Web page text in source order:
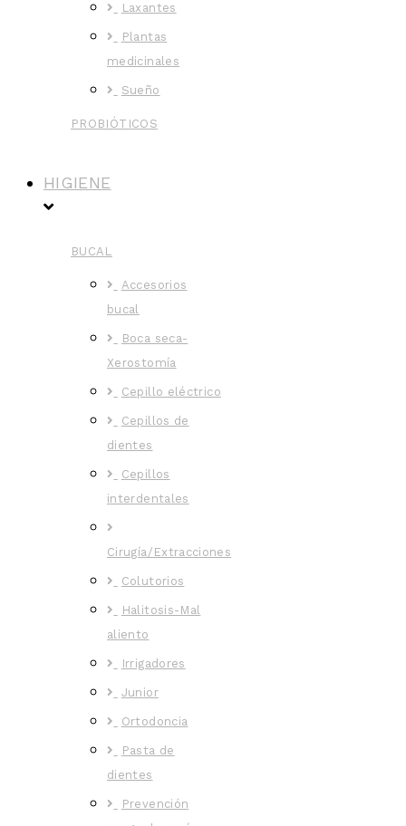
Laxantes
Plantas
medicinales
Sueño
PROBIÓTICOS
HIGIENE
BUCAL
Accesorios
bucal
Boca seca-
Xerostomía
Cepillo eléctrico
Cepillos de
dientes
Cepillos
interdentales
Cirugía/Extracciones
Colutorios
Halitosis-Mal
aliento
Irrigadores
Junior
Ortodoncia
Pasta de
dientes
Prevención